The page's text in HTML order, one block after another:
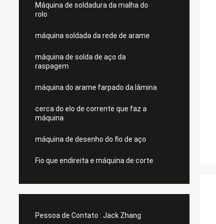
Máquina de soldadura da malha do
rolo
máquina soldada da rede de arame
máquina de solda de aço da
raspagem
máquina do arame farpado da lâmina
cerca do elo de corrente que faz a
máquina
máquina de desenho do fio de aço
Fio que endireita e máquina de corte
Pessoa de Contato : Jack Zhang